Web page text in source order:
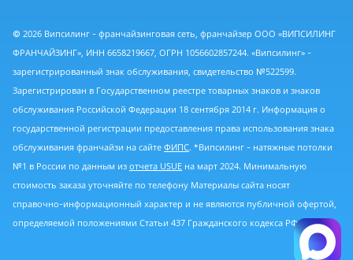
© 2026 Випсилинг - франчайзинговая сеть, франчайзер ООО «ВИПСИЛИНГ
ФРАНЧАЙЗИНГ», ИНН 6658219667, ОГРН 1056602857244. «Випсилинг» -
зарегистрированный знак обслуживания, свидетельство №522599.
Зарегистрирован в Государственном реестре товарных знаков и знаков
обслуживания Российской Федерации 18 сентября 2014 г. Информация о
государственной регистрации предоставления права использования знака
обслуживания франчайзи на сайте ФИПС. *Випсилинг - натяжные потолки
№1 в России по данным из отчета USUE на март 2024. Минимальную
стоимость заказа уточняйте по телефону Материалы сайта носят
справочно-информационный характер и не являются публичной офертой,
определяемой положениями Статьи 437 Гражданского кодекса РФ.